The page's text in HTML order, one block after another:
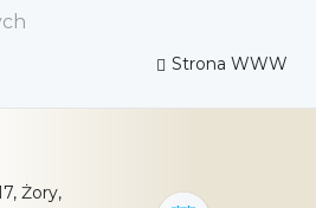
Strona WWW
Żory,